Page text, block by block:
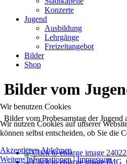
Konzerte
Jugend
Ausbildung
Lehrgänge
Freizeitangebot
Bilder
Shop
Bilder vom
Bilder vom Probesamstag der Jugend
Wir benutzen Cookies
Wir nutzen Cookies auf unserer
können selbst entscheiden, ob Sie die
AkzeptierenAblehnen
Weitere Informationen|Impressum